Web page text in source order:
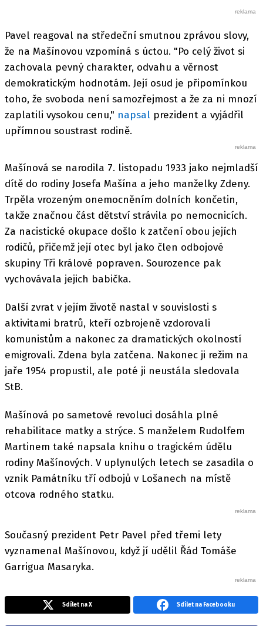
Pavel reagoval na středeční smutnou zprávou slovy,
že na Mašínovou vzpomíná s úctou. "Po celý život si
zachovala pevný charakter, odvahu a věrnost
demokratickým hodnotám. Její osud je připomínkou
toho, že svoboda není samozřejmost a že za ni mnozí
zaplatili vysokou cenu," napsal prezident a vyjádřil
upřímnou soustrast rodině.
Mašínová se narodila 7. listopadu 1933 jako nejmladší
dítě do rodiny Josefa Mašína a jeho manželky Zdeny.
Trpěla vrozeným onemocněním dolních končetin,
takže značnou část dětství strávila po nemocnicích.
Za nacistické okupace došlo k zatčení obou jejích
rodičů, přičemž její otec byl jako člen odbojové
skupiny Tři králové popraven. Sourozence pak
vychovávala jejich babička.
Další zvrat v jejím životě nastal v souvislosti s
aktivitami bratrů, kteří ozbrojeně vzdorovali
komunistům a nakonec za dramatických okolností
emigrovali. Zdena byla zatčena. Nakonec ji režim na
jaře 1954 propustil, ale poté ji neustála sledovala
StB.
Mašínová po sametové revoluci dosáhla plné
rehabilitace matky a strýce. S manželem Rudolfem
Martinem také napsala knihu o tragickém údělu
rodiny Mašínových. V uplynulých letech se zasadila o
vznik Památníku tří odbojů v Lošanech na místě
otcova rodného statku.
Současný prezident Petr Pavel před třemi lety
vyznamenal Mašínovou, když jí udělil Řád Tomáše
Garrigua Masaryka.
Sdílet na X Sdílet na Facebooku